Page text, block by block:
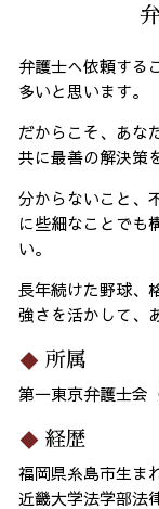
弁護士へ依頼する
多いと思います。
だからこそ、あな
共に最善の解決策
分からないこと、
に些細なことでも
い。
長年続けた野球、
強さを活かして、
所属
第一東京弁護士会
経歴
福岡県糸島市生ま
近畿大学法学部法